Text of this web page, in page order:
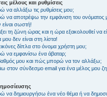
μέλους και ρυθμίσεις
να αλλάξω τις ρυθμίσεις μου;
να αποτρέψω την εμφάνιση του ονόματος
σωστή!
τη ζώνη ώρας και η ώρα εξακολουθεί να
δεν είναι στη λίστα!
εικόνες δίπλα στο όνομα χρήστη μου;
να εμφανίσω ένα άβαταρ;
βαθμός μου και πώς μπορώ να τον αλλάξω;
στον σύνδεσμο email για ένα μέλος μου
να δημιουργήσω ένα νέο θέμα ή να